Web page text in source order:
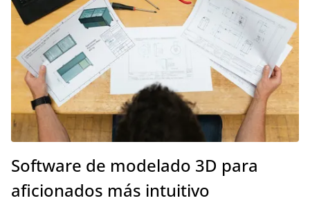
Software de modelado 3D para
aficionados más intuitivo